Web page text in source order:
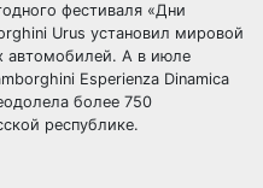
фестиваля «Дни
Urus установил мировой
автомобилей. А в июле
Esperienza Dinamica
более 750
республике.